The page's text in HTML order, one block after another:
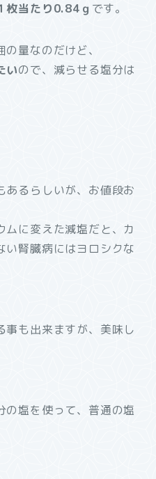
枚当たり0.84ｇ です。
量なのだけど、
いので、減らせる塩分は
あるらしいが、お値段お
に変えた減塩だと、カ
い腎臓病にはヨロシクな
事も出来ますが、美味し
の塩を使って、普通の塩